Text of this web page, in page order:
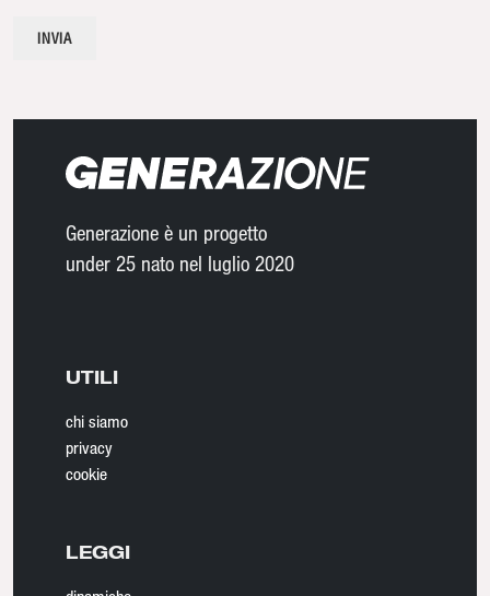
Generazione è un progetto
under 25 nato nel luglio 2020
UTILI
chi siamo
privacy
cookie
LEGGI